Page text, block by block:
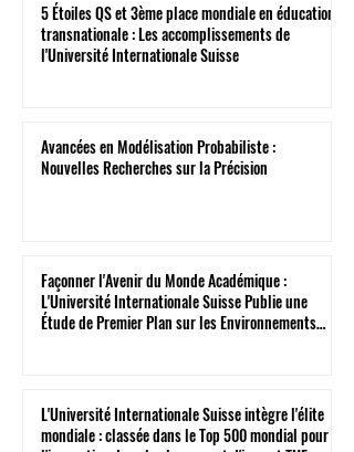
5 Étoiles QS et 3ème place mondiale en éducation
transnationale : Les accomplissements de
l'Université Internationale Suisse
Avancées en Modélisation Probabiliste :
Nouvelles Recherches sur la Précision
Façonner l'Avenir du Monde Académique :
L'Université Internationale Suisse Publie une
Étude de Premier Plan sur les Environnements
L'Université Internationale Suisse intègre l'élite
mondiale : classée dans le Top 500 mondial pour